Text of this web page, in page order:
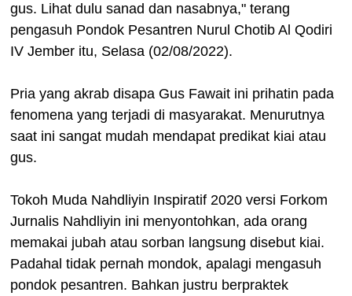
gus. Lihat dulu sanad dan nasabnya," terang
pengasuh Pondok Pesantren Nurul Chotib Al Qodiri
IV Jember itu, Selasa (02/08/2022).
Pria yang akrab disapa Gus Fawait ini prihatin pada
fenomena yang terjadi di masyarakat. Menurutnya
saat ini sangat mudah mendapat predikat kiai atau
gus.
Tokoh Muda Nahdliyin Inspiratif 2020 versi Forkom
Jurnalis Nahdliyin ini menyontohkan, ada orang
memakai jubah atau sorban langsung disebut kiai.
Padahal tidak pernah mondok, apalagi mengasuh
pondok pesantren. Bahkan justru berpraktek